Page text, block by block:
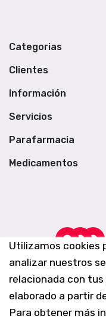
Utilizamos cookies
analizar nuestros
relacionada con
elaborado a partir
Para obtener más
Categorias
Clientes
Información
Servicios
Parafarmacia
Medicamentos